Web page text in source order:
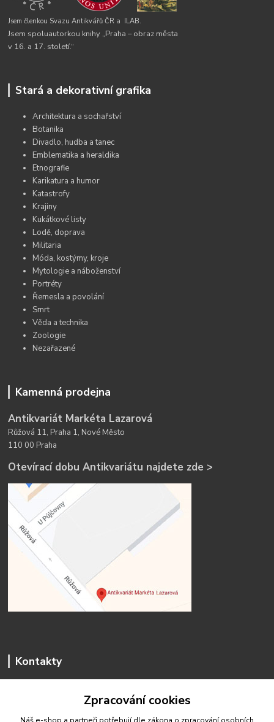
Jsem členkou Svazu Antikvářů ČR a ILAB.
Jsem spoluautorkou knihy „Praha – obraz města
v 16. a 17. století.“
Stará a dekorativní grafika
Architektura a sochařství
Botanika
Divadlo, hudba a tanec
Emblematika a heraldika
Etnografie
Karikatura a humor
Katastrofy
Krajiny
Kukátkové listy
Lodě, doprava
Militaria
Móda, kostýmy, kroje
Mytologie a náboženství
Portréty
Řemesla a povolání
Smrt
Věda a technika
Zoologie
Nezařazené
Kamenná prodejna
Antikvariát Markéta Lazarová
Růžová 11, Praha 1, Nové Město
110 00 Praha
Otevírací dobu Antikvariátu najdete zde >
Kontakty
Zpracování cookies
Náš e-shop a partneři potřebují dle zákona o zpracování osobních